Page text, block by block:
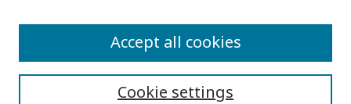
Cookie settings
Accept all cookies